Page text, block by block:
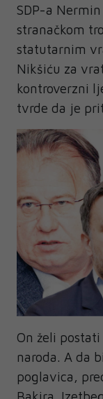
SDP-a
stranačkom
statutarnim
Nikšiću za
kontroverzni
tvrde da je
On želi
naroda. A da
poglavica,
Bakira